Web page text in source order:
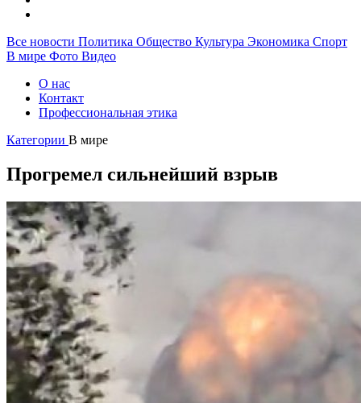
Все новости Политика Общество Культура Экономика Спорт
В мире Фото Видео
О нас
Контакт
Профессиональная этика
Категории В мире
Прогремел сильнейший взрыв